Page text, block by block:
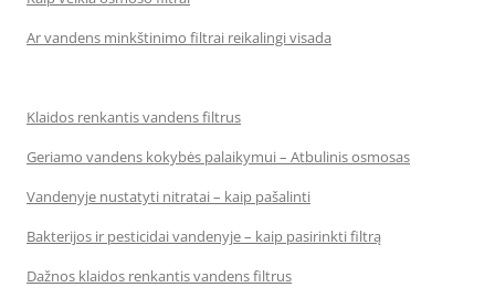
Ar vandens minkštinimo filtrai reikalingi visada
Klaidos renkantis vandens filtrus
Geriamo vandens kokybės palaikymui – Atbulinis osmosas
Vandenyje nustatyti nitratai – kaip pašalinti
Bakterijos ir pesticidai vandenyje – kaip pasirinkti filtrą
Dažnos klaidos renkantis vandens filtrus